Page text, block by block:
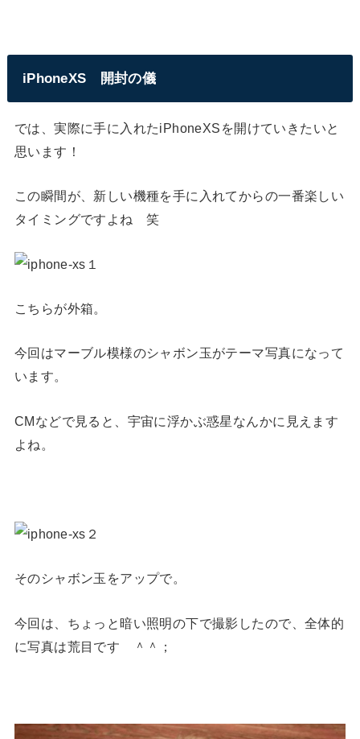
iPhoneXS 開封の儀
では、実際に手に入れたiPhoneXSを開けていきたいと
思います！
この瞬間が、新しい機種を手に入れてからの一番楽しい
タイミングですよね 笑
こちらが外箱。
今回はマーブル模様のシャボン玉がテーマ写真になって
います。
CMなどで見ると、宇宙に浮かぶ惑星なんかに見えます
よね。
そのシャボン玉をアップで。
今回は、ちょっと暗い照明の下で撮影したので、全体的
に写真は荒目です ＾＾；